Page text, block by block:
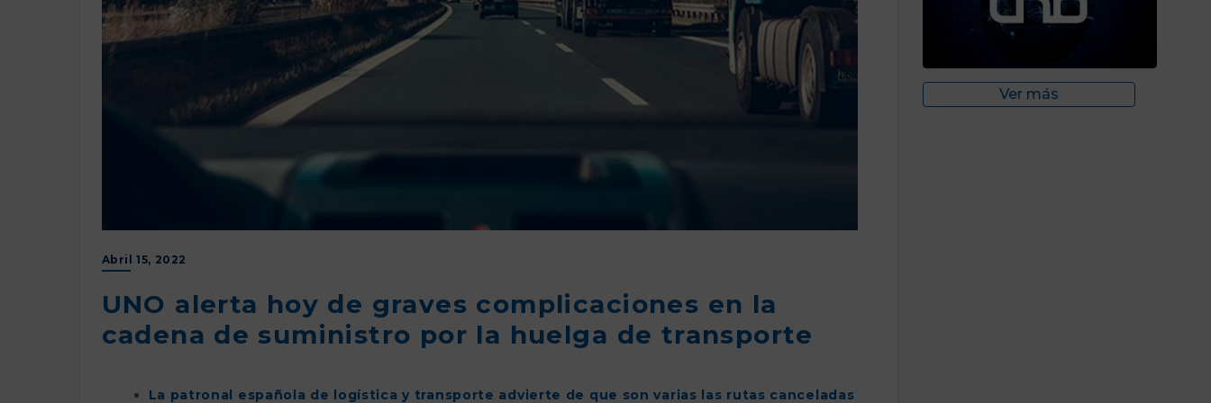
Abril 15, 2022
UNO alerta hoy de graves complicaciones en la
cadena de suministro por la huelga de transporte
La patronal española de logística y transporte advierte de que son varias las rutas canceladas
Ver más